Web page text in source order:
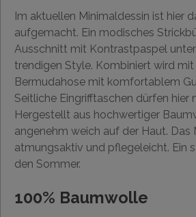
Im aktuellen Minimaldessin ist hier
aufgemacht. Ein modisches
Ausschnitt mit Kontrastpaspel
trendigen Style. Kombiniert wird mit
Bermudahose mit komfortablem
Seitliche Eingrifftaschen dürfen hier
Hergestellt aus hochwertiger
angenehm weich auf der Haut. Das
atmungsaktiv und pflegeleicht. Ein
den Sommer.
100% Baumwolle